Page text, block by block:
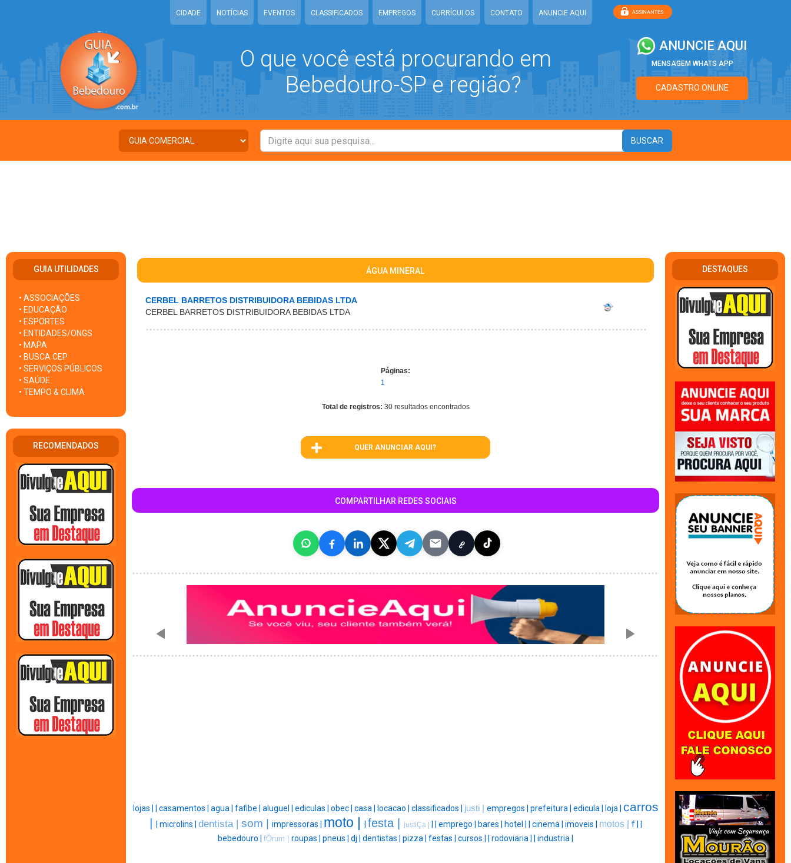
CIDADE NOTÍCIAS EVENTOS CLASSIFICADOS EMPREGOS CURRÍCULOS CONTATO ANUNCIE AQUI
O que você está procurando em
Bebedouro-SP e região?
ANUNCIE AQUI
MENSAGEM WHATS APP
CADASTRO ONLINE
GUIA UTILIDADES
• ASSOCIAÇÕES
• EDUCAÇÃO
• ESPORTES
• ENTIDADES/ONGS
• MAPA
• BUSCA CEP
• SERVIÇOS PÚBLICOS
• SAÚDE
• TEMPO & CLIMA
RECOMENDADOS
ÁGUA MINERAL
CERBEL BARRETOS DISTRIBUIDORA BEBIDAS LTDA
CERBEL BARRETOS DISTRIBUIDORA BEBIDAS LTDA
Páginas:
1
Total de registros: 30 resultados encontrados
QUER ANUNCIAR AQUI?
COMPARTILHAR REDES SOCIAIS
lojas | casamentos | agua | fafibe | aluguel | ediculas | obec | casa | locacao | classificados | justi | empregos | prefeitura | edicula | loja | carros
|
microlins | dentista | som | impressoras | moto | festa | justiÇa | emprego | bares | hotel | cinema | imoveis | motos | f |
bebedouro | fÓrum | roupas | pneus | dj | dentistas | pizza | festas | cursos | rodoviaria | industria |
DESTAQUES